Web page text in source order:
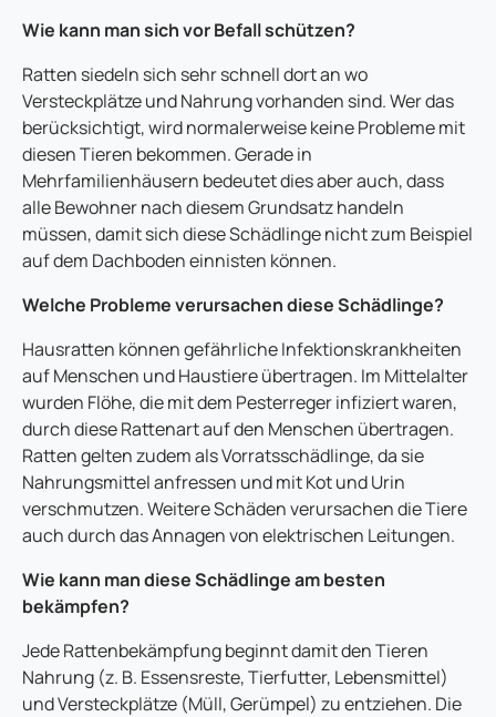
Wie kann man sich vor Befall schützen?
Ratten siedeln sich sehr schnell dort an wo
Versteckplätze und Nahrung vorhanden sind. Wer das
berücksichtigt, wird normalerweise keine Probleme mit
diesen Tieren bekommen. Gerade in
Mehrfamilienhäusern bedeutet dies aber auch, dass
alle Bewohner nach diesem Grundsatz handeln
müssen, damit sich diese Schädlinge nicht zum Beispiel
auf dem Dachboden einnisten können.
Welche Probleme verursachen diese Schädlinge?
Hausratten können gefährliche Infektionskrankheiten
auf Menschen und Haustiere übertragen. Im Mittelalter
wurden Flöhe, die mit dem Pesterreger infiziert waren,
durch diese Rattenart auf den Menschen übertragen.
Ratten gelten zudem als Vorratsschädlinge, da sie
Nahrungsmittel anfressen und mit Kot und Urin
verschmutzen. Weitere Schäden verursachen die Tiere
auch durch das Annagen von elektrischen Leitungen.
Wie kann man diese Schädlinge am besten
bekämpfen?
Jede Rattenbekämpfung beginnt damit den Tieren
Nahrung (z. B. Essensreste, Tierfutter, Lebensmittel)
und Versteckplätze (Müll, Gerümpel) zu entziehen. Die